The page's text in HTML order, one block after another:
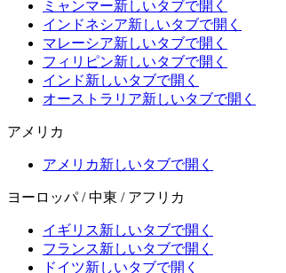
ミャンマー新しいタブで開く
インドネシア新しいタブで開く
マレーシア新しいタブで開く
フィリピン新しいタブで開く
インド新しいタブで開く
オーストラリア新しいタブで開く
アメリカ
アメリカ新しいタブで開く
ヨーロッパ / 中東 / アフリカ
イギリス新しいタブで開く
フランス新しいタブで開く
ドイツ新しいタブで開く